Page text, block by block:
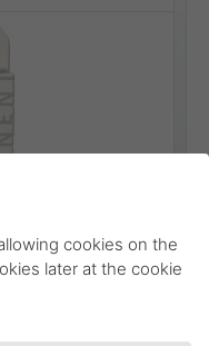
cookies on the
later at the cookie